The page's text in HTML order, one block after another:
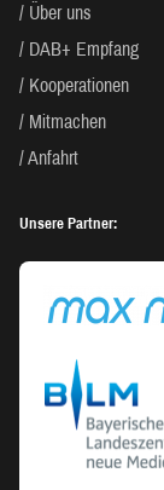
Über uns
DAB+ Empfang
Kooperationen
Mitmachen
Anfahrt
Unsere Partner: